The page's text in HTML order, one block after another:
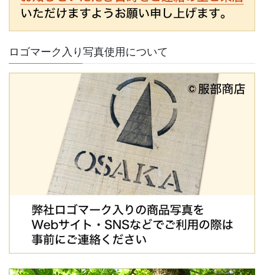
ロゴマーク入り写真使用について